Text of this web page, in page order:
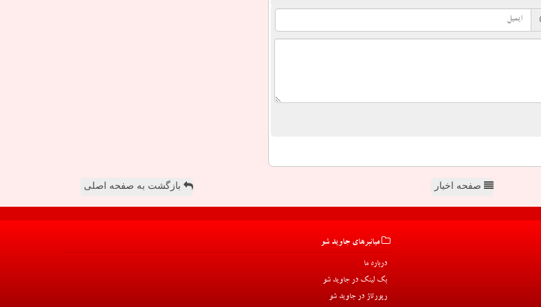
صفحه اخبار بازگشت به صفحه اصلی
میانبرهای جاوید شو
درباره ما
بک لینک در جاوید شو
رپورتاژ در جاوید شو